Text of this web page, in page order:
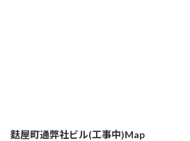
麩屋町通弊社ビル(工事中)Map